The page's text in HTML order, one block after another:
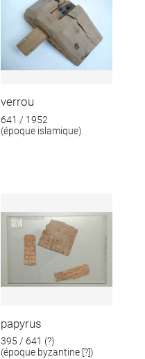
verrou
641 / 1952
(époque islamique)
papyrus
395 / 641 (?)
(époque byzantine [?])